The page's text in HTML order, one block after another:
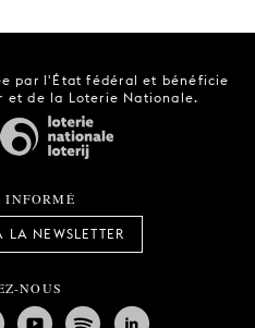
par l'État fédéral et bénéficie
et de la Loterie Nationale.
INFORMÉ
LA NEWSLETTER
NOUS